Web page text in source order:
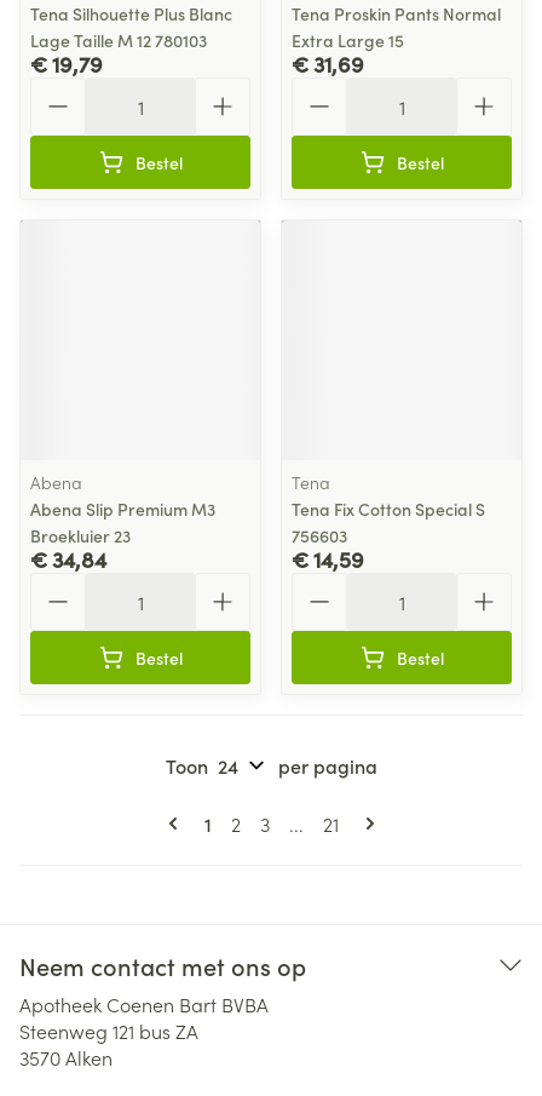
Tena Silhouette Plus Blanc
Lage Taille M 12 780103
€ 19,79
Bestel
Tena Proskin Pants Normal
Extra Large 15
€ 31,69
Bestel
Abena
Abena Slip Premium M3
Broekluier 23
€ 34,84
Bestel
Tena
Tena Fix Cotton Special S
756603
€ 14,59
Bestel
Pagina's
U lees momenteel pagina
1 Pagina
2 Pagina
3 ... Pagina
21
Toon per pagina
Neem contact met ons op
Apotheek Coenen Bart BVBA
Steenweg 121 bus ZA
3570Alken